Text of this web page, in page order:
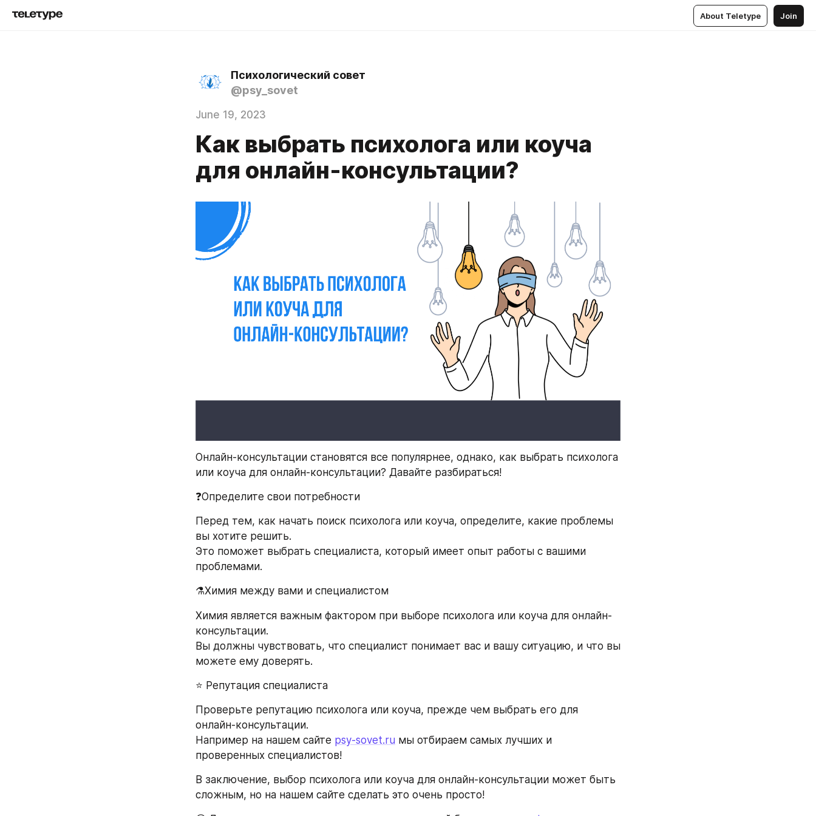
About Teletype Join
Психологический совет
@psy_sovet
June 19, 2023
Как выбрать психолога или коуча
для онлайн-консультации?
Онлайн-консультации становятся все популярнее, однако, как выбрать психолога
или коуча для онлайн-консультации? Давайте разбираться!
❓Определите свои потребности
Перед тем, как начать поиск психолога или коуча, определите, какие проблемы
вы хотите решить.
Это поможет выбрать специалиста, который имеет опыт работы с вашими
проблемами.
⚗️Химия между вами и специалистом
Химия является важным фактором при выборе психолога или коуча для онлайн-
консультации.
Вы должны чувствовать, что специалист понимает вас и вашу ситуацию, и что вы
можете ему доверять.
⭐️ Репутация специалиста
Проверьте репутацию психолога или коуча, прежде чем выбрать его для
онлайн-консультации.
Например на нашем сайте psy-sovet.ru мы отбираем самых лучших и
проверенных специалистов!
В заключение, выбор психолога или коуча для онлайн-консультации может быть
сложным, но на нашем сайте сделать это очень просто!